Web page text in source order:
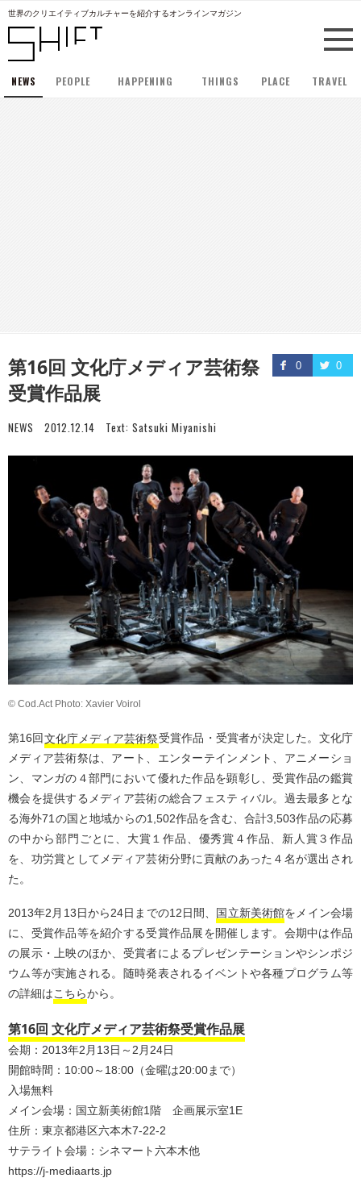
世界のクリエイティブカルチャーを紹介するオンラインマガジン
NEWS PEOPLE HAPPENING THINGS PLACE TRAVEL
0 0
第16回 文化庁メディア芸術祭
受賞作品展
NEWS 2012.12.14 Text: Satsuki Miyanishi
© Cod.Act Photo: Xavier Voirol
第16回文化庁メディア芸術祭受賞作品・受賞者が決定した。文化庁
メディア芸術祭は、アート、エンターテインメント、アニメーショ
ン、マンガの４部門において優れた作品を顕彰し、受賞作品の鑑賞
機会を提供するメディア芸術の総合フェスティバル。過去最多とな
る海外71の国と地域からの1,502作品を含む、合計3,503作品の応募
の中から部門ごとに、大賞１作品、優秀賞４作品、新人賞３作品
を、功労賞としてメディア芸術分野に貢献のあった４名が選出され
た。
2013年2月13日から24日までの12日間、 国立新美術館をメイン会場
に、受賞作品等を紹介する受賞作品展を開催します。会期中は作品
の展示・上映のほか、受賞者によるプレゼンテーションやシンポジ
ウム等が実施される。随時発表されるイベントや各種プログラム等
の詳細はこちらから。
第16回 文化庁メディア芸術祭受賞作品展
会期：2013年2月13日～2月24日
開館時間：10:00～18:00（金曜は20:00まで）
入場無料
メイン会場：国立新美術館1階 企画展示室1E
住所：東京都港区六本木7-22-2
サテライト会場：シネマート六本木他
https://j-mediaarts.jp